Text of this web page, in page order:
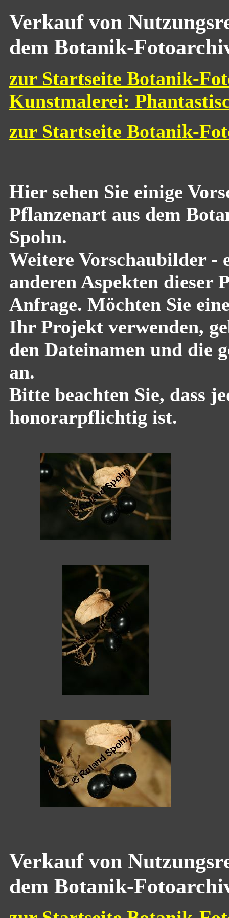
Verkauf von
dem Botanik-
zur Startseite Botanik-
Kunstmalerei:
zur Startseite Botanik-
Hier sehen Sie einige
Pflanzenart aus dem
Spohn.
Weitere Vorschaubilder -
anderen Aspekten dieser
Anfrage. Möchten Sie
Ihr Projekt verwenden,
den Dateinamen und die
an.
Bitte beachten Sie, dass
honorarpflichtig ist.
Verkauf von
dem Botanik-